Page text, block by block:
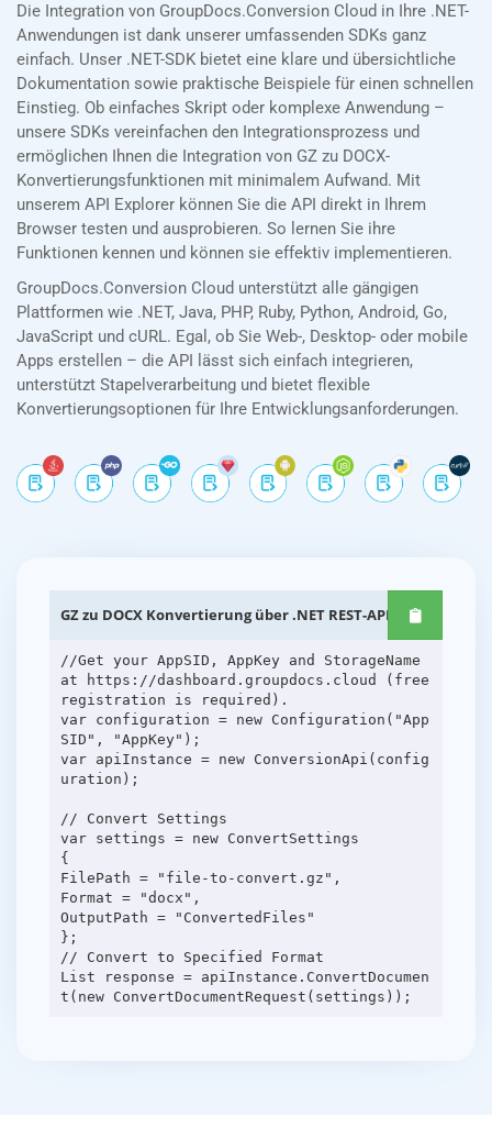
Die Integration von GroupDocs.Conversion Cloud in Ihre .NET-
Anwendungen ist dank unserer umfassenden SDKs ganz
einfach. Unser .NET-SDK bietet eine klare und übersichtliche
Dokumentation sowie praktische Beispiele für einen schnellen
Einstieg. Ob einfaches Skript oder komplexe Anwendung –
unsere SDKs vereinfachen den Integrationsprozess und
ermöglichen Ihnen die Integration von GZ zu DOCX-
Konvertierungsfunktionen mit minimalem Aufwand. Mit
unserem API Explorer können Sie die API direkt in Ihrem
Browser testen und ausprobieren. So lernen Sie ihre
Funktionen kennen und können sie effektiv implementieren.
GroupDocs.Conversion Cloud unterstützt alle gängigen
Plattformen wie .NET, Java, PHP, Ruby, Python, Android, Go,
JavaScript und cURL. Egal, ob Sie Web-, Desktop- oder mobile
Apps erstellen – die API lässt sich einfach integrieren,
unterstützt Stapelverarbeitung und bietet flexible
Konvertierungsoptionen für Ihre Entwicklungsanforderungen.
GZ zu DOCX Konvertierung über .NET REST-APIs
//Get your AppSID, AppKey and StorageName
at https://dashboard.groupdocs.cloud (free
registration is required).
var configuration = new Configuration("App
SID", "AppKey");
var apiInstance = new ConversionApi(config
uration);
// Convert Settings
var settings = new ConvertSettings
{
FilePath = "file-to-convert.gz",
Format = "docx",
OutputPath = "ConvertedFiles"
};
// Convert to Specified Format
List response = apiInstance.ConvertDocumen